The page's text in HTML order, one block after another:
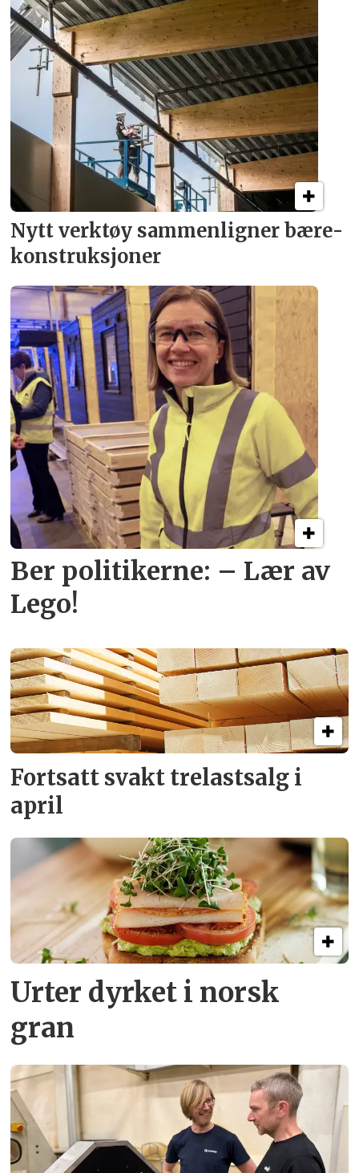
Nytt verktøy sammenligner bære­
konstruksjoner
Ber politikerne: – Lær av
Lego!
Fortsatt svakt trelastsalg i
april
Urter dyrket i norsk
gran